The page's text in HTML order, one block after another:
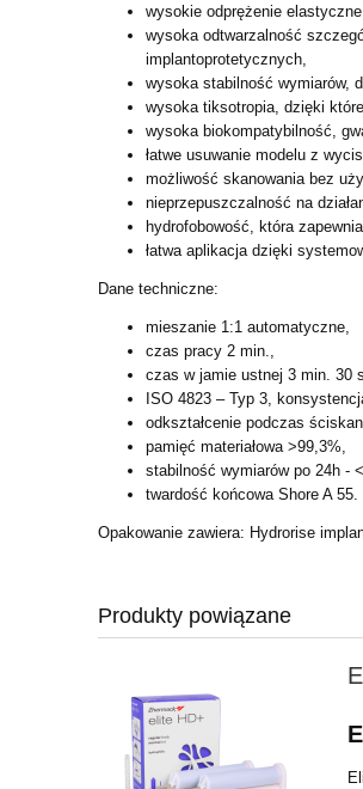
wysokie odprężenie
wysoka odtwarzalność
implantoprotetycznych,
wysoka stabilność wymiarów,
wysoka tiksotropia, dzięki
wysoka biokompatybilność,
łatwe usuwanie modelu z
możliwość skanowania bez
nieprzepuszczalność na
hydrofobowość, która
łatwa aplikacja dzięki
Dane techniczne:
mieszanie 1:1 automatyczne,
czas pracy 2 min.,
czas w jamie ustnej 3 min. 30
ISO 4823 – Typ 3,
odkształcenie podczas
pamięć materiałowa >99,3%,
stabilność wymiarów po 24h -
twardość końcowa Shore A 55.
Opakowanie zawiera: Hydrorise
Produkty powiązane